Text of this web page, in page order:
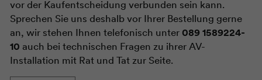
vor der Kaufentscheidung verbunden sein kann.
Sprechen Sie uns deshalb vor Ihrer Bestellung gerne
an, wir stehen Ihnen telefonisch unter 089 1589224-
10 auch bei technischen Fragen zu ihrer AV-
Installation mit Rat und Tat zur Seite.